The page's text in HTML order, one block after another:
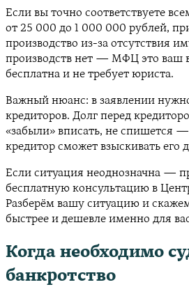
Если вы точно соответствуете
от 25 000 до 1 000 000 рублей,
производство из-за отсутствия
производств нет — МФЦ это ваш
бесплатна и не требует юриста.
Важный нюанс: в заявлении нужно
кредиторов. Долг перед
«забыли» вписать, не спишется
кредитор сможет взыскивать его
Если ситуация неоднозначна —
бесплатную консультацию в
Разберём вашу ситуацию и
быстрее и дешевле именно для
Когда необходимо
банкротство